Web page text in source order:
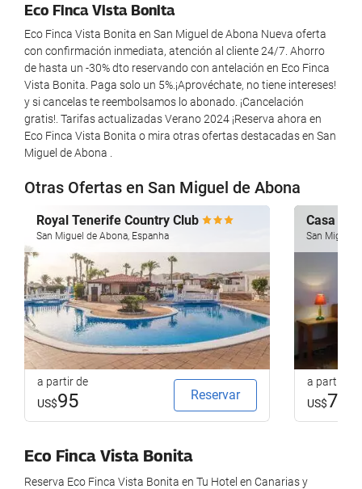
Piscina
Piscina infantil
Lazer e família
Clube infantil
Estacionamento
Estacionamento
Internet
Wi-Fi gratuito
Eco Finca Vista Bonita
Eco Finca Vista Bonita en San Miguel de Abona Nueva oferta
con confirmación inmediata, atención al cliente 24/7. Ahorro
de hasta un -30% dto reservando con antelación en Eco Finca
Vista Bonita. Paga solo un 5%.¡Aprovéchate, no tiene intereses!
y si cancelas te reembolsamos lo abonado. ¡Cancelación
gratis!. Tarifas actualizadas Verano 2024 ¡Reserva ahora en
Eco Finca Vista Bonita o mira otras ofertas destacadas en San
Miguel de Abona .
Otras Ofertas en San Miguel de Abona
Royal Tenerife Country Club
San Miguel de Abona, Espanha
a partir de
US$95 Reservar
Casa
San Miguel
a partir de
US$77
Eco Finca Vista Bonita
Reserva Eco Finca Vista Bonita en Tu Hotel en Canarias y